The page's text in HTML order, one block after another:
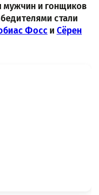
мужчин и гонщиков
стали
Фосс и Сёрен